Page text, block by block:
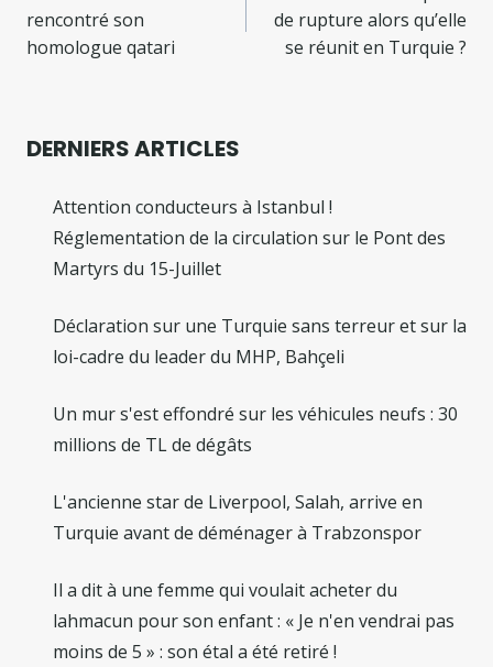
l’article
rencontré son
homologue qatari
de rupture alors qu’elle
se réunit en Turquie ?
DERNIERS ARTICLES
Attention conducteurs à Istanbul !
Réglementation de la circulation sur le Pont des
Martyrs du 15-Juillet
Déclaration sur une Turquie sans terreur et sur la
loi-cadre du leader du MHP, Bahçeli
Un mur s'est effondré sur les véhicules neufs : 30
millions de TL de dégâts
L'ancienne star de Liverpool, Salah, arrive en
Turquie avant de déménager à Trabzonspor
Il a dit à une femme qui voulait acheter du
lahmacun pour son enfant : « Je n'en vendrai pas
moins de 5 » : son étal a été retiré !